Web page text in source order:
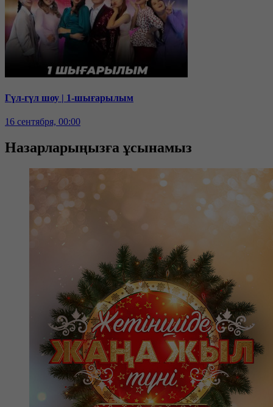
Гүл-гүл шоу | 1-шығарылым
16 сентября, 00:00
Назарларыңызға ұсынамыз